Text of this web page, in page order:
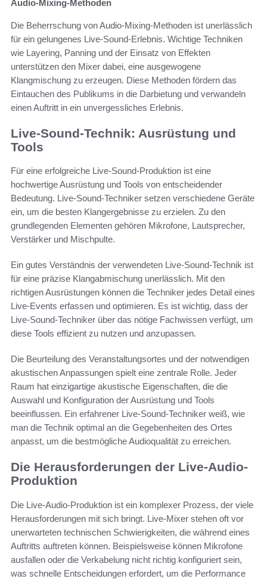
Audio-Mixing-Methoden
Die Beherrschung von Audio-Mixing-Methoden ist unerlässlich
für ein gelungenes Live-Sound-Erlebnis. Wichtige Techniken
wie Layering, Panning und der Einsatz von Effekten
unterstützen den Mixer dabei, eine ausgewogene
Klangmischung zu erzeugen. Diese Methoden fördern das
Eintauchen des Publikums in die Darbietung und verwandeln
einen Auftritt in ein unvergessliches Erlebnis.
Live-Sound-Technik: Ausrüstung und
Tools
Für eine erfolgreiche Live-Sound-Produktion ist eine
hochwertige Ausrüstung und Tools von entscheidender
Bedeutung. Live-Sound-Techniker setzen verschiedene Geräte
ein, um die besten Klangergebnisse zu erzielen. Zu den
grundlegenden Elementen gehören Mikrofone, Lautsprecher,
Verstärker und Mischpulte.
Ein gutes Verständnis der verwendeten Live-Sound-Technik ist
für eine präzise Klangabmischung unerlässlich. Mit den
richtigen Ausrüstungen können die Techniker jedes Detail eines
Live-Events erfassen und optimieren. Es ist wichtig, dass der
Live-Sound-Techniker über das nötige Fachwissen verfügt, um
diese Tools effizient zu nutzen und anzupassen.
Die Beurteilung des Veranstaltungsortes und der notwendigen
akustischen Anpassungen spielt eine zentrale Rolle. Jeder
Raum hat einzigartige akustische Eigenschaften, die die
Auswahl und Konfiguration der Ausrüstung und Tools
beeinflussen. Ein erfahrener Live-Sound-Techniker weiß, wie
man die Technik optimal an die Gegebenheiten des Ortes
anpasst, um die bestmögliche Audioqualität zu erreichen.
Die Herausforderungen der Live-Audio-
Produktion
Die Live-Audio-Produktion ist ein komplexer Prozess, der viele
Herausforderungen mit sich bringt. Live-Mixer stehen oft vor
unerwarteten technischen Schwierigkeiten, die während eines
Auftritts auftreten können. Beispielsweise können Mikrofone
ausfallen oder die Verkabelung nicht richtig konfiguriert sein,
was schnelle Entscheidungen erfordert, um die Performance